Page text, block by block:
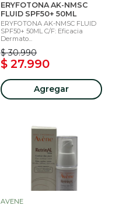
ERYFOTONA AK-NMSC
FLUID SPF50+ 50ML
ERYFOTONA AK-NMSC FLUID
SPF50+ 50ML C/F: Eficacia
Dermato...
$ 30.990
$ 27.990
Agregar
AVENE